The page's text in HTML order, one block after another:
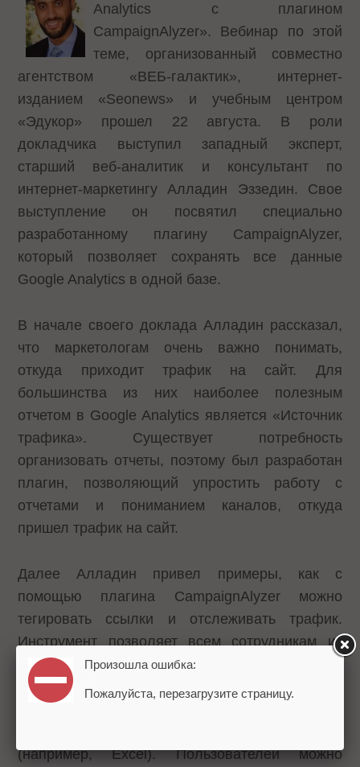
Analytics с плагином
CampaignAlyzer». Вебинар по этой
теме, организованный совместно
агентством «ВЕБ-галактик», интернет-
изданием «Seonews» и учебным центром
«Эдукор» прошел 22 августа. В роли
докладчика выступил западный эксперт,
старший веб-аналитик и консультант по
интернет-маркетингу Алладин Эззедин. Свое
выступление он посвятил специально
разработанному плагину CampaignAlyzer,
который позволяет сохранять все данные
Google Analytics в одной базе.
В начале своего доклада Алладин рассказал,
что маркетологам очень важно понимать,
откуда приходит трафик на сайт. Для
большинства из них наиболее полезным
отчетом в Google Analytics является «Источник
трафика». Существует потребность
организовать отчеты, поэтому был разработан
плагин, позволяющий упростить работу с
отчетами и пониманием каналов, откуда
пришел трафик на сайт.
Далее Алладин привел примеры, как с
помощью плагина CampaignAlyzer можно
тегировать ссылки и отслеживать трафик.
Инструмент позволяет всем сотрудникам из
любой точки мира заходить и менять
параметры кампании, создавать новые или
(например, Excel). Пользователей можно
Произошла ошибка:
Пожалуйста, перезагрузите страницу.